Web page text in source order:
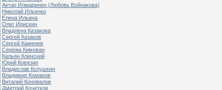
Актар Илмаринен (Любовь Войнакова)
Николай Ильенко
Елена Ильина
Олег Ирискин
Владлена Казакова
Сергей Казаков
Сергей Каменев
Серёжа Кимован
Кальян Клинский
Юрий Ковязин
Владислав Козушкин
Владимир Комаров
Виталий Коновалов
Дмитрий Кочетков